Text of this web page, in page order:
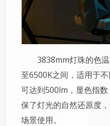
3838mm灯珠的色
至6500K之间，适用于
可达到500lm，显色指
保了灯光的自然还原度
场景使用。